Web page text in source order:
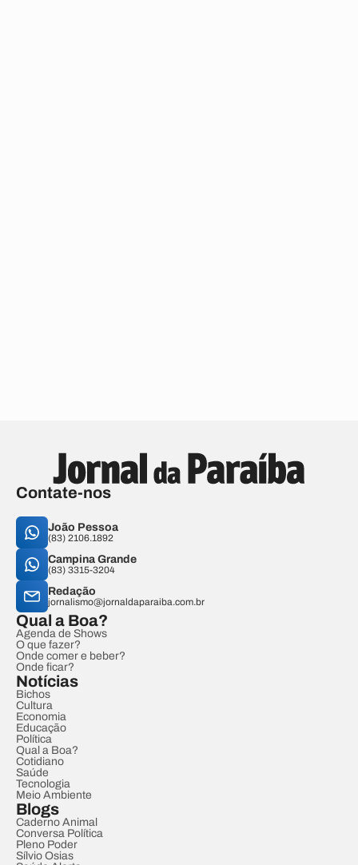
Contate-nos
João Pessoa
(83) 2106.1892
Campina Grande
(83) 3315-3204
Redação
jornalismo@jornaldaparaiba.com.br
Qual a Boa?
Agenda de Shows
O que fazer?
Onde comer e beber?
Onde ficar?
Notícias
Bichos
Cultura
Economia
Educação
Política
Qual a Boa?
Cotidiano
Saúde
Tecnologia
Meio Ambiente
Blogs
Caderno Animal
Conversa Política
Pleno Poder
Sílvio Osias